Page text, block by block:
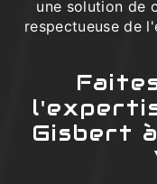
une solution de
respectueuse de
Gisbert